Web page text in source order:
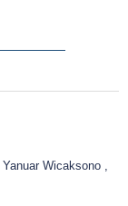
Wicaksono ,